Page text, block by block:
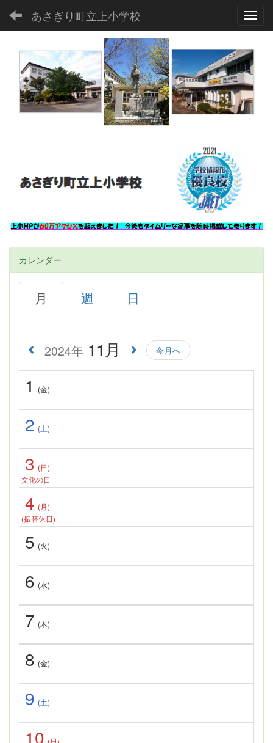
あさぎり町立上小学校
カレンダー
月 週 日
2024年 11月 今月へ
1 (金)
2 (土)
3 (日)
文化の日
4 (月)
(振替休日)
5 (火)
6 (水)
7 (木)
8 (金)
9 (土)
10 (日)